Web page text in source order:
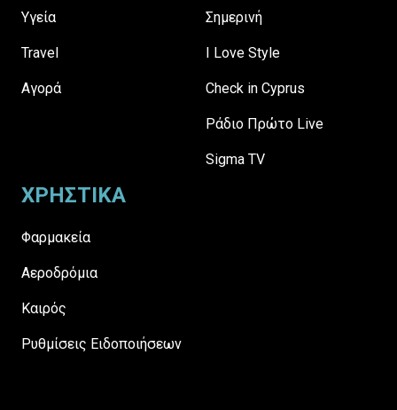
Υγεία
Travel
Αγορά
Σημερινή
I Love Style
Check in Cyprus
Ράδιο Πρώτο Live
Sigma TV
ΧΡΗΣΤΙΚΑ
Φαρμακεία
Αεροδρόμια
Καιρός
Ρυθμίσεις Ειδοποιήσεων